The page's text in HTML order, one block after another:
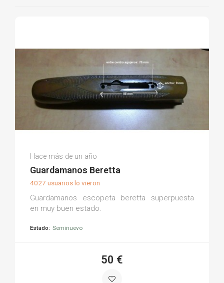
Julian S.
(0)
Hace más de un año
Guardamanos Beretta
4027 usuarios lo vieron
Guardamanos escopeta beretta superpuesta
en muy buen estado.
Estado: Seminuevo
50 €